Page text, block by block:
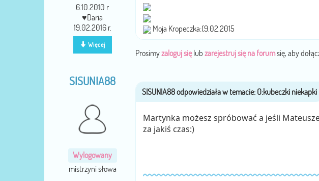
6.10.2010 r
♥Daria
19.02.2016 r.
Więcej
Moja Kropeczka:(9.02.2015
Prosimyzaloguj sięlub zarejestruj się na forumsię, aby
SISUNIA88
Wylogowany
mistrzyni słowa
Martynka możesz spróbować a jeśli
za jakiś czas:)